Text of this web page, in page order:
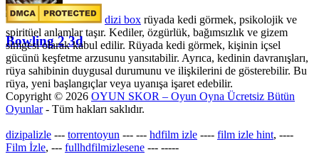
Bowling 2 3d
dizi box rüyada kedi görmek​, psikolojik ve
spiritüel anlamlar taşır. Kediler, özgürlük, bağımsızlık ve gizem
simgesi olarak kabul edilir. Rüyada kedi görmek, kişinin içsel
gücünü keşfetme arzusunu yansıtabilir. Ayrıca, kedinin davranışları,
rüya sahibinin duygusal durumunu ve ilişkilerini de gösterebilir. Bu
rüya, yeni başlangıçlar veya uyanışa işaret edebilir.
Copyright © 2026 OYUN SKOR – Oyun Oyna Ücretsiz Bütün
Oyunlar- Tüm hakları saklıdır.
dizipalizle --- torrentoyun --- --- hdfilm izle ---- film izle hint, ----
Film İzle, --- fullhdfilmizlesene --- -----